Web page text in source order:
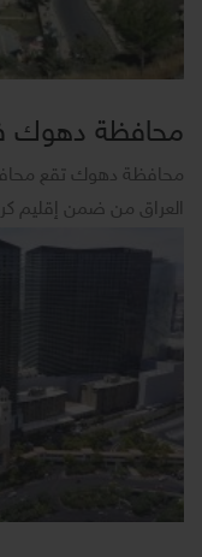
محافظة دهوك
محافظة دهوك تقع
العراق من ضمن إقليم